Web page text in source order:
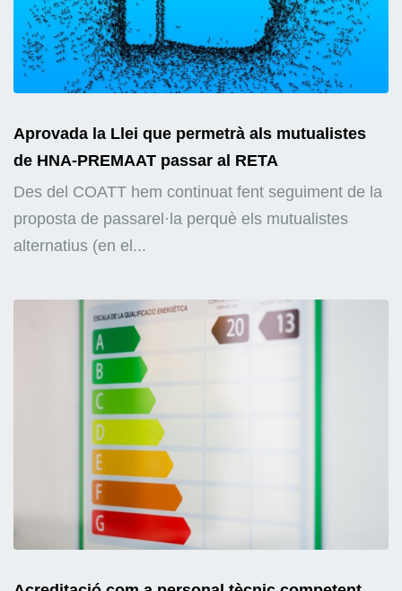
Aprovada la Llei que permetrà als mutualistes
de HNA-PREMAAT passar al RETA
Des del COATT hem continuat fent seguiment de la
proposta de passarel·la perquè els mutualistes
alternatius (en el...